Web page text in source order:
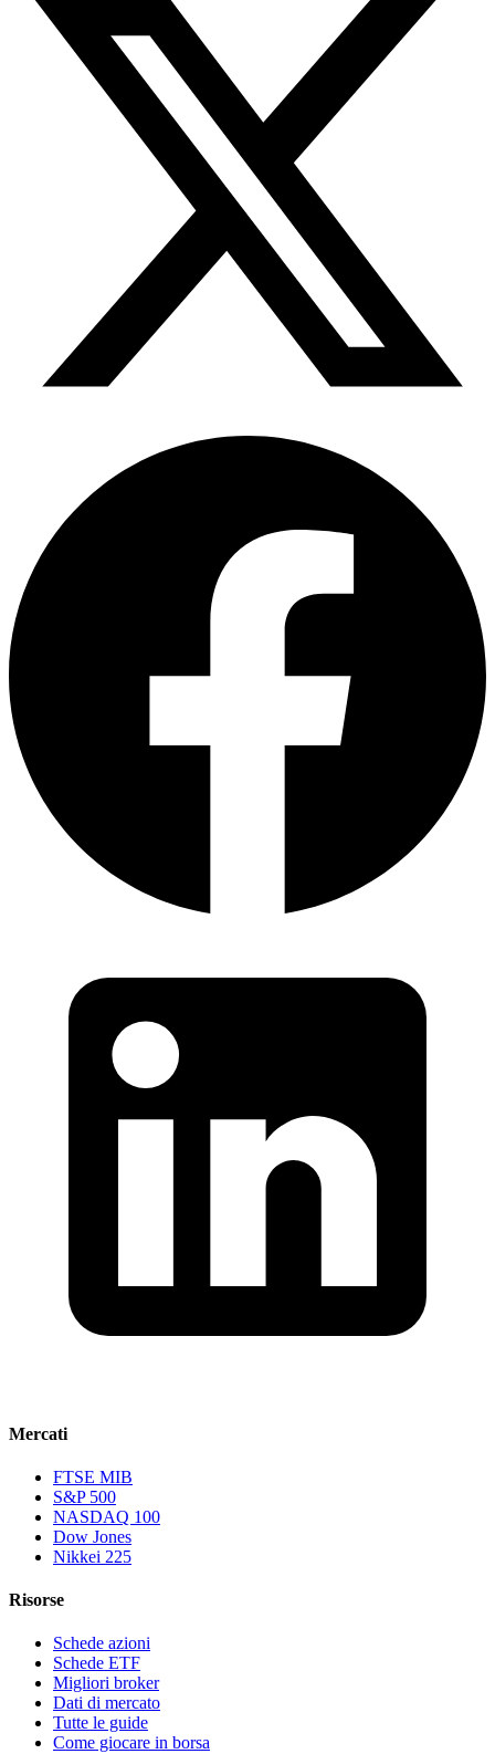
Mercati
FTSE MIB
S&P 500
NASDAQ 100
Dow Jones
Nikkei 225
Risorse
Schede azioni
Schede ETF
Migliori broker
Dati di mercato
Tutte le guide
Come giocare in borsa